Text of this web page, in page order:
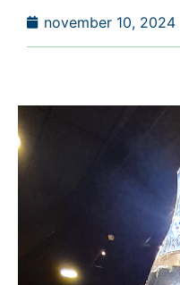
november 10, 2024